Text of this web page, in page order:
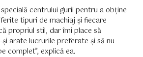
centrului gurii pentru a obține
tipuri de machiaj și fiecare
propriul stil, dar îmi place să
arate lucrurile preferate și să nu
complet”, explică ea.